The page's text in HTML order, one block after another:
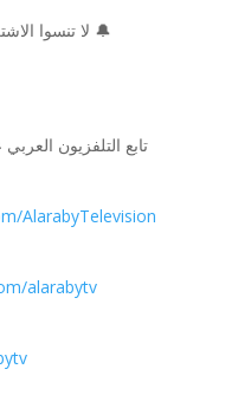
لا تنسوا الاشتراك في قناتنا وتفعيل زر الجرس 🔔
▼تابع التلفزيون
AlarabyTelevision
alarabytv